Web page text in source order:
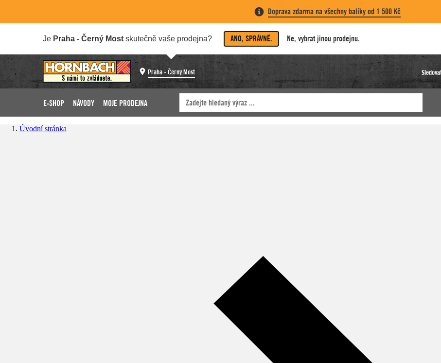
Doprava zdarma na všechny balíky od 1 500 Kč
Je Praha - Černý Most skutečně vaše prodejna? ANO, SPRÁVNĚ. Ne, vybrat jinou prodejnu.
Praha - Černý Most
E-SHOP NÁVODY MOJE PRODEJNA
Úvodní stránka